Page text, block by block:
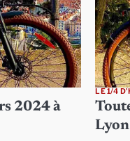
2024 à
LE 1/4
Lyon